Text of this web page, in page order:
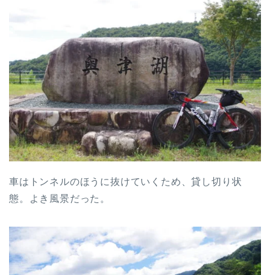
車はトンネルのほうに抜けていくため、貸し切り状
態。よき風景だった。